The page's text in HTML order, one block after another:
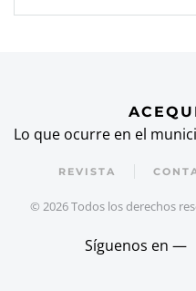
Lo que ocurre en el
REVISTA
© 2026Todos los derechos
Síguenos en —